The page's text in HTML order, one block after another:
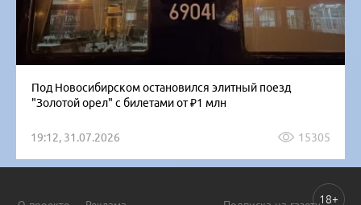
Под Новосибирском остановился элитный поезд
"Золотой орел" с билетами от ₽1 млн
19:12, 31.07.2026 15305
18+